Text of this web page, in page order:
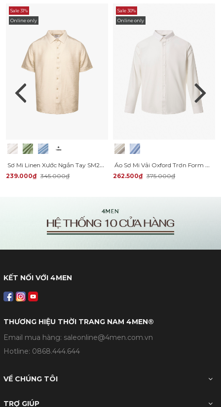
Sale 31%
Online only
Sơ Mi Linen Xước Ngắn Tay SM203 Màu Be
239.000₫ 345.000₫
Sale 30%
Online only
Áo Sơ Mi Vải Oxford Trơn Form Regular SM158
262.500₫ 375.000₫
KẾT NỐI VỚI 4MEN
THƯƠNG HIỆU THỜI TRANG NAM 4MEN®
Email mua hàng: saleonline@4men.com.vn
Hotline: 0868.444.644
VỀ CHÚNG TÔI
TRỢ GIÚP